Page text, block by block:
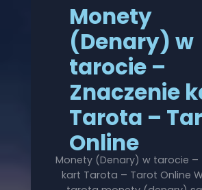
Monety
(Denary) w
tarocie –
Znaczenie
Tarota –
Online
Monety (Denary) w tarocie –
kart Tarota – Tarot Online